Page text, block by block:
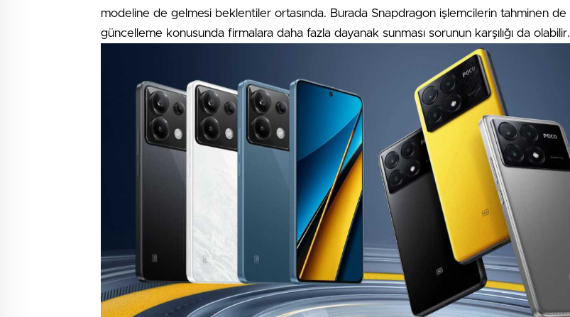
modeline de gelmesi beklentiler ortasında. Burada Snapdragon işlemcilerin tahminen de
güncelleme konusunda firmalara daha fazla dayanak sunması sorunun karşılığı da olabilir.